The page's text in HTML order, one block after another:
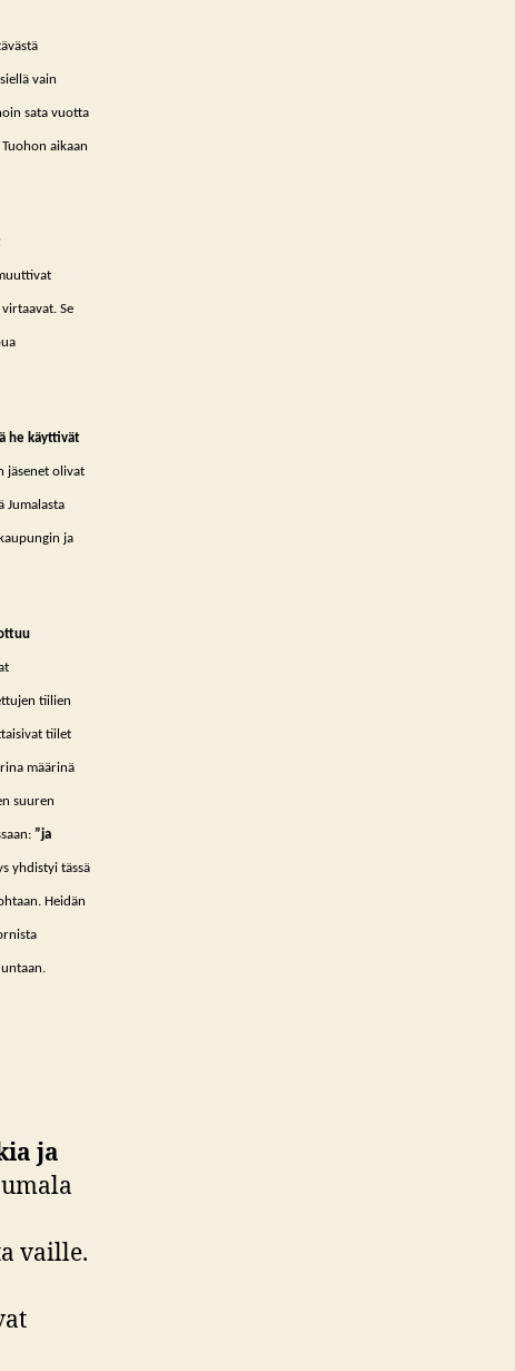
vain
sata vuotta
aikaan
Se
he käyttivät
jäsenet olivat
Jumalasta
ja
tiilien
tiilet
määrinä
suuren
”ja
yhdistyi tässä
Heidän
ja
vaille.